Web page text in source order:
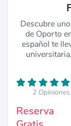
Descubre
de Oporto
español te
2 Opiniones
Reserva